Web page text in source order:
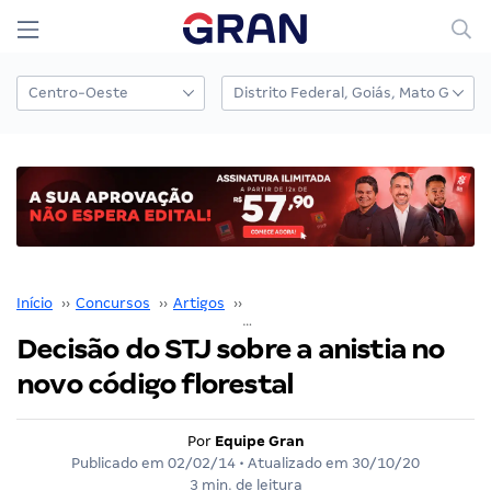
Início ›› Concursos ›› Artigos ››
Decisão do STJ sobre a anistia no
novo código florestal
Por Equipe Gran
Publicado em 02/02/14 • Atualizado em 30/10/20
3 min. de leitura